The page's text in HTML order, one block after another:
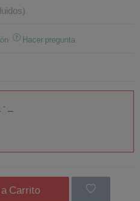
Hacer pregunta
Carrito